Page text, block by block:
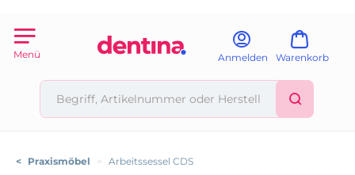
Menü Anmelden Warenkorb
< Praxismöbel > Arbeitssessel CDS